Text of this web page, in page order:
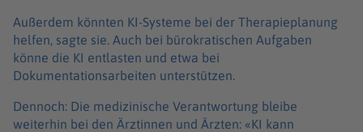
Außerdem könnten KI-Systeme bei der Therapieplanung
helfen, sagte sie. Auch bei bürokratischen Aufgaben
könne die KI entlasten und etwa bei
Dokumentationsarbeiten unterstützen.
Dennoch: Die medizinische Verantwortung bleibe
weiterhin bei den Ärztinnen und Ärzten: «KI kann